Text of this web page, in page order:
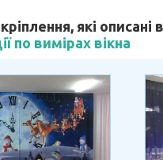
які
по вимірах вікна